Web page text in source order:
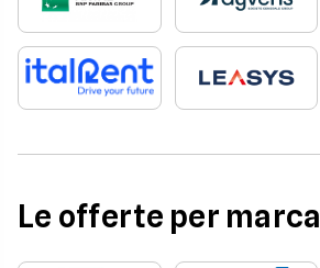
Le offerte per marca